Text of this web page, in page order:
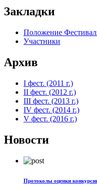
Закладки
Положение
Участники
Архив
I фест. (2011 г.)
II фест. (2012 г.)
III фест. (2013 г.)
IV фест. (2014 г.)
V фест. (2016 г.)
Новости
Протоколы оценки